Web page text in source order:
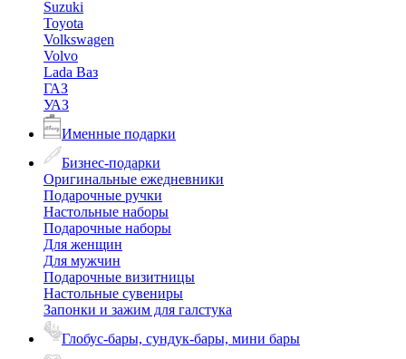
Suzuki
Toyota
Volkswagen
Volvo
Lada Ваз
ГАЗ
УАЗ
Именные подарки
Бизнес-подарки
Оригинальные ежедневники
Подарочные ручки
Настольные наборы
Подарочные наборы
Для женщин
Для мужчин
Подарочные визитницы
Настольные сувениры
Запонки и зажим для галстука
Глобус-бары, сундук-бары, мини бары